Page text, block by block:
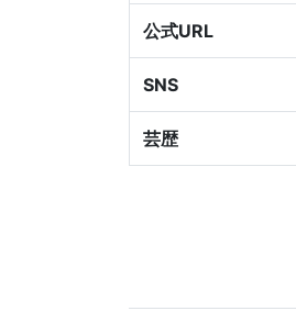
公式URL
SNS
芸歴